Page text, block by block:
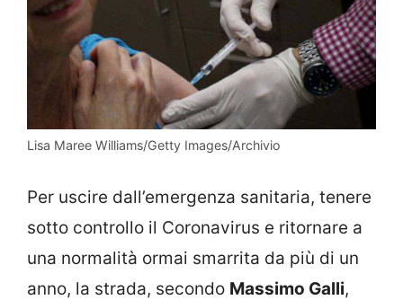
Lisa Maree Williams/Getty Images/Archivio
Per uscire dall’emergenza sanitaria, tenere
sotto controllo il Coronavirus e ritornare a
una normalità ormai smarrita da più di un
anno, la strada, secondo Massimo Galli,